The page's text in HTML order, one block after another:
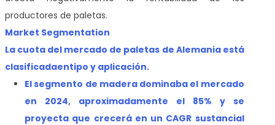
productores de paletas.
Market Segmentation
La cuota del mercado de paletas de Alemania está
clasificadaentipo y aplicación.
El segmento de madera dominaba el mercado
en 2024, aproximadamente el 85% y se
proyecta que crecerá en un CAGR sustancial